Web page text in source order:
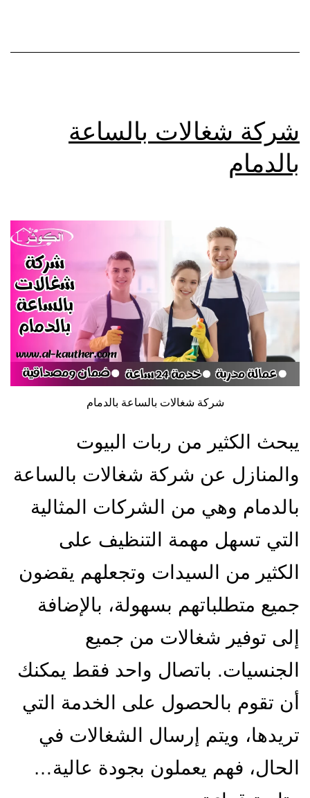
شركة شغالات بالساعة
بالدمام
شركة شغالات بالساعة بالدمام
يبحث الكثير من ربات البيوت
والمنازل عن شركة شغالات بالساعة
بالدمام وهي من الشركات المثالية
التي تسهل مهمة التنظيف على
الكثير من السيدات وتجعلهم يقضون
جميع متطلباتهم بسهولة، بالإضافة
إلى توفير شغالات من جميع
الجنسيات. باتصال واحد فقط يمكنك
أن تقوم بالحصول على الخدمة التي
تريدها، ويتم إرسال الشغالات في
الحال، فهم يعملون بجودة عالية…